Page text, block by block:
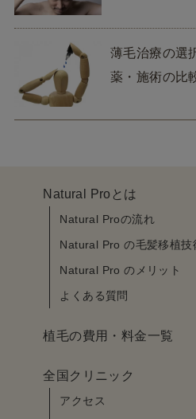
薄毛治療の選
薬・施術の比
Natural Proとは
Natural Proの流れ
Natural Pro の毛髪移植技
Natural Pro のメリット
よくある質問
植毛の費用・料金一覧
全国クリニック
アクセス